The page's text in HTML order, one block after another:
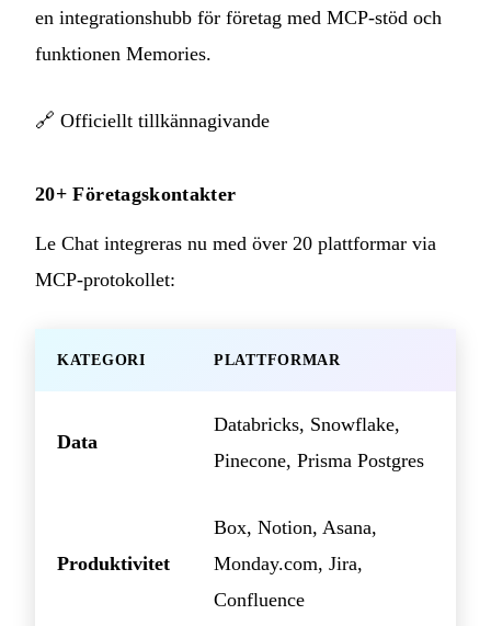
en integrationshubb för företag med MCP-stöd och
funktionen Memories.
🔗 Officiellt tillkännagivande
20+ Företagskontakter
Le Chat integreras nu med över 20 plattformar via
MCP-protokollet:
KATEGORI PLATTFORMAR
Data
Databricks, Snowflake,
Pinecone, Prisma Postgres
Produktivitet
Box, Notion, Asana,
Monday.com, Jira,
Confluence